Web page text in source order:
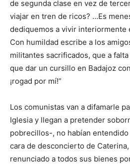
de segunda clase en vez de
viajar en tren de ricos? …Es
dediquemos a vivir interiormente
Con humildad escribe a los
militantes sacrificados, que a
que dar un cursillo en Badajoz
¡rogad por mí!”
Los comunistas van a difamarle
Iglesia y llegan a pretender
pobrecillos-, no habían entendido
cara de desconcierto de
renunciado a todos sus bienes